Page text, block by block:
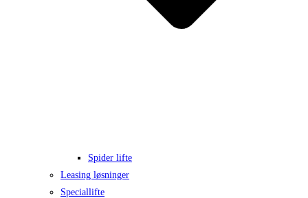
Spider lifte
Leasing løsninger
Speciallifte